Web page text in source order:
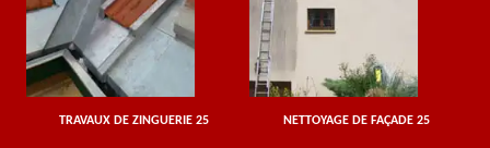
TRAVAUX DE ZINGUERIE 25 NETTOYAGE DE FAÇADE 25